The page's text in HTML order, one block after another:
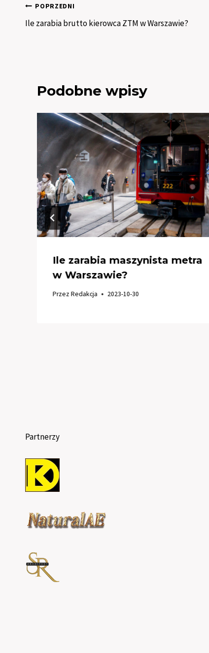
Nawigacja
wpisu
POPRZEDNI
Ile zarabia brutto kierowca ZTM w Warszawie?
Podobne wpisy
Ile zarabia maszynista metra
w Warszawie?
Przez Redakcja 2023-10-30
Partnerzy